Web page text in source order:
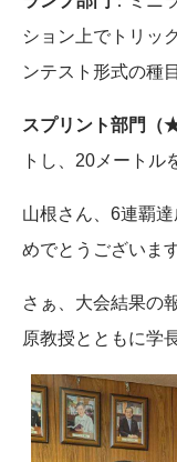
ション上でトリッ
ンテスト形式の種
スプリント部門（
トし、20メートル
山根さん、6連覇
めでとうございま
さぁ、大会結果の
原教授とともに学